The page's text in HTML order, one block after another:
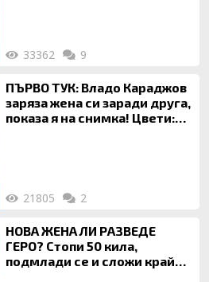
33362 9
ПЪРВО ТУК: Владо Караджов
заряза жена си заради друга,
показа я на снимка! Цвети:
21805 2
НОВА ЖЕНА ЛИ РАЗВЕДЕ
ГЕРО? Стопи 50 кила,
подмлади се и сложи край